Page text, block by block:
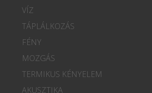
VÍZ
TÁPLÁLKOZÁS
FÉNY
MOZGÁS
TERMIKUS KÉNYELEM
AKUSZTIKA